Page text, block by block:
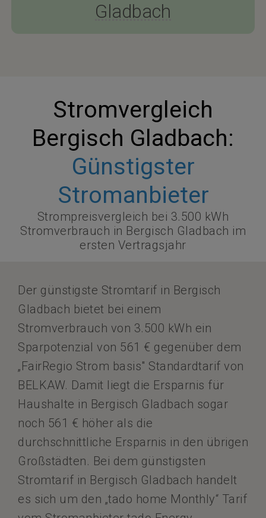
Gladbach
Stromvergleich
Bergisch Gladbach:
Günstigster
Stromanbieter
Strompreisvergleich bei 3.500 kWh
Stromverbrauch in Bergisch Gladbach im
ersten Vertragsjahr
Der günstigste Stromtarif in Bergisch
Gladbach bietet bei einem
Stromverbrauch von 3.500 kWh ein
Sparpotenzial von 561 € gegenüber dem
„FairRegio Strom basis" Standardtarif von
BELKAW. Damit liegt die Ersparnis für
Haushalte in Bergisch Gladbach sogar
noch 561 € höher als die
durchschnittliche Ersparnis in den übrigen
Großstädten. Bei dem günstigsten
Stromtarif in Bergisch Gladbach handelt
es sich um den „tado home Monthly“ Tarif